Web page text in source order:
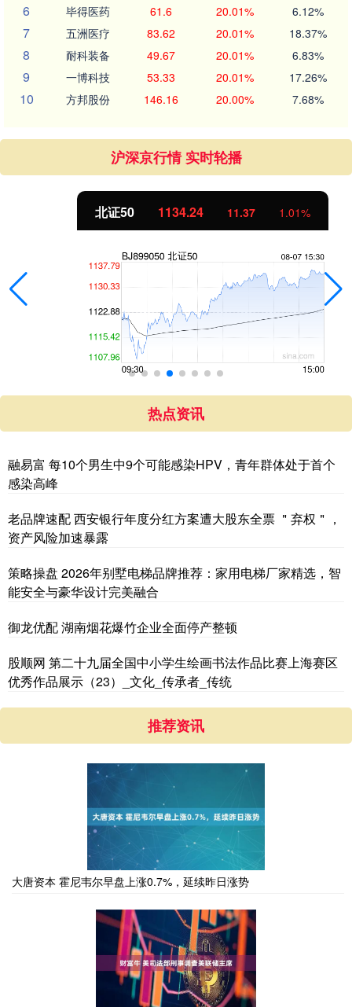
6 毕得医药 61.6 20.01% 6.12%
7 五洲医疗 83.62 20.01% 18.37%
8 耐科装备 49.67 20.01% 6.83%
9 一博科技 53.33 20.01% 17.26%
10 方邦股份 146.16 20.00% 7.68%
沪深京行情 实时轮播
北证50 1134.24 11.37 1.01%
热点资讯
融易富 每10个男生中9个可能感染HPV，青年群体处于首个
感染高峰
老品牌速配 西安银行年度分红方案遭大股东全票 ＂弃权＂，
资产风险加速暴露
策略操盘 2026年别墅电梯品牌推荐：家用电梯厂家精选，智
能安全与豪华设计完美融合
御龙优配 湖南烟花爆竹企业全面停产整顿
股顺网 第二十九届全国中小学生绘画书法作品比赛上海赛区
优秀作品展示（23）_文化_传承者_传统
推荐资讯
大唐资本 霍尼韦尔早盘上涨0.7%，延续昨日涨势